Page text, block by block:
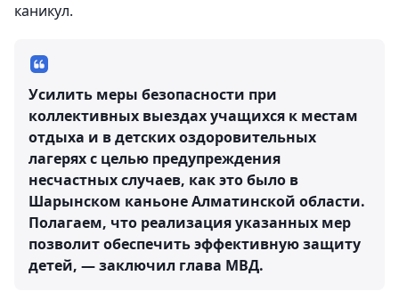
каникул.
Усилить меры безопасности при
коллективных выездах учащихся к местам
отдыха и в детских оздоровительных
лагерях с целью предупреждения
несчастных случаев, как это было в
Шарынском каньоне Алматинской области.
Полагаем, что реализация указанных мер
позволит обеспечить эффективную защиту
детей, — заключил глава МВД.